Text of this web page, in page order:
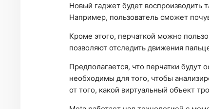
Новый гаджет будет воспроизводить
Например, пользователь сможет
Кроме этого, перчаткой можно
позволяют отследить движения
Предполагается, что перчатки
необходимы для того, чтобы
от того, какой виртуальный объект